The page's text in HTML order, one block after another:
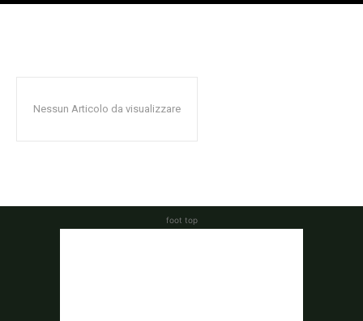
Nessun Articolo da visualizzare
foot top